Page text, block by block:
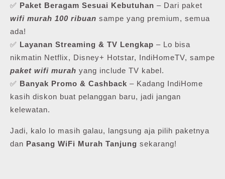
✅ Paket Beragam Sesuai Kebutuhan – Dari paket
wifi murah 100 ribuan sampe yang premium, semua
ada!
✅ Layanan Streaming & TV Lengkap – Lo bisa
nikmatin Netflix, Disney+ Hotstar, IndiHomeTV, sampe
paket wifi murah yang include TV kabel.
✅ Banyak Promo & Cashback – Kadang IndiHome
kasih diskon buat pelanggan baru, jadi jangan
kelewatan.
Jadi, kalo lo masih galau, langsung aja pilih paketnya
dan Pasang WiFi Murah Tanjung sekarang!